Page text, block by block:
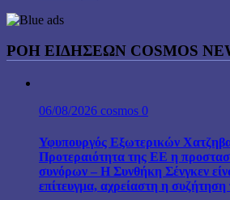
ΡΟΗ ΕΙΔΗΣΕΩΝ COSMOS
06/08/2026 cosmos 0
Υφυπουργός Εξωτερικών
Προτεραιότητα της ΕΕ η
συνόρων – Η Συνθήκη Σένγκεν
επίτευγμα, αχρείαστη η